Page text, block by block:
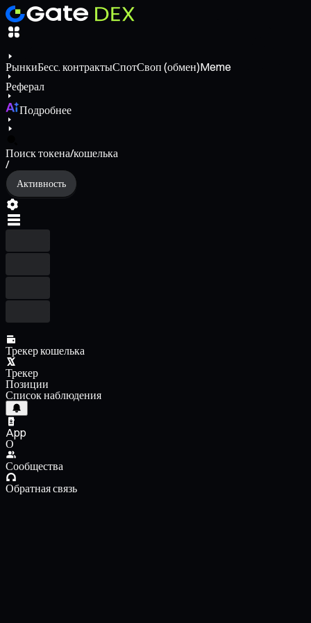
РынкиБесс. контрактыСпотСвоп (обмен)Meme
Реферал
Подробнее
Поиск токена/кошелька
/
Активность
Трекер кошелька
Трекер
Позиции
Список наблюдения
App
О
Сообщества
Обратная связь